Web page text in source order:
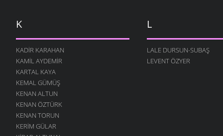
DUVAR
5 MART 2006
ANASINI SATEM
5 MART 2006
O ZAMAN YAZDIM
5 MART 2006
YANLIŞ VAR
5 MART 2006
DOMUZ
4 MART 2006
K
KADIR KARAHAN
KAMIL AYDEMIR
KARTAL KAYA
KEMAL GÜMÜŞ
KENAN ALTUN
KENAN ÖZTÜRK
KENAN TORUN
KERIM GÜLAR
L
LALE DURSUN-SUBAŞ
LEVENT ÖZYER